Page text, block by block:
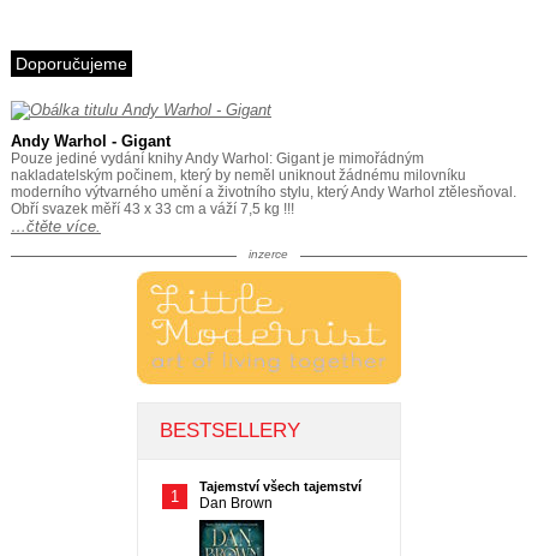
Doporučujeme
Andy Warhol - Gigant
Pouze jediné vydání knihy Andy Warhol: Gigant je mimořádným
nakladatelským počinem, který by neměl uniknout žádnému milovníku
moderního výtvarného umění a životního stylu, který Andy Warhol ztělesňoval.
Obří svazek měří 43 x 33 cm a váží 7,5 kg !!!
…čtěte více.
inzerce